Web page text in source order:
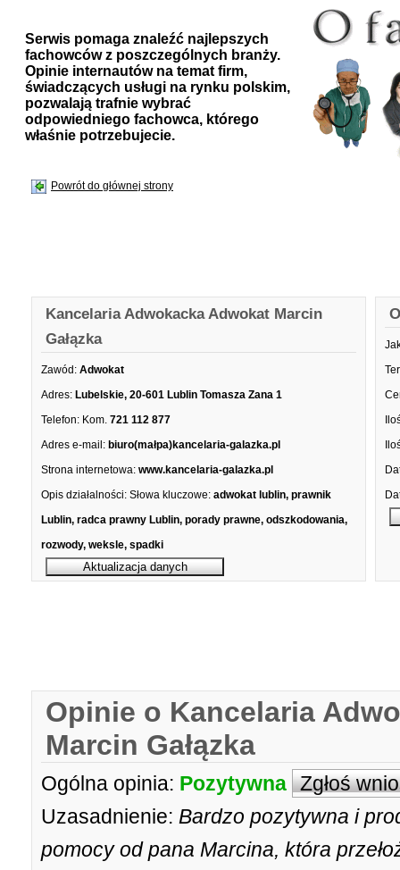
Serwis pomaga znaleźć najlepszych
fachowców z poszczególnych branży.
Opinie internautów na temat firm,
świadczących usługi na rynku polskim,
pozwalają trafnie wybrać
odpowiedniego fachowca, którego
właśnie potrzebujecie.
Powrót do głównej strony
Kancelaria Adwokacka Adwokat Marcin
Gałązka
Zawód: Adwokat
Adres: Lubelskie, 20-601 Lublin Tomasza Zana 1
Telefon: Kom. 721 112 877
Adres e-mail: biuro(małpa)kancelaria-galazka.pl
Strona internetowa: www.kancelaria-galazka.pl
Opis działalności: Słowa kluczowe: adwokat lublin, prawnik
Lublin, radca prawny Lublin, porady prawne, odszkodowania,
rozwody, weksle, spadki
Opinie o Kancelaria
Marcin Gałązka
Ogólna opinia: Pozytywna Zgłoś
Uzasadnienie: Bardzo pozytywna i
pomocy od pana Marcina, która